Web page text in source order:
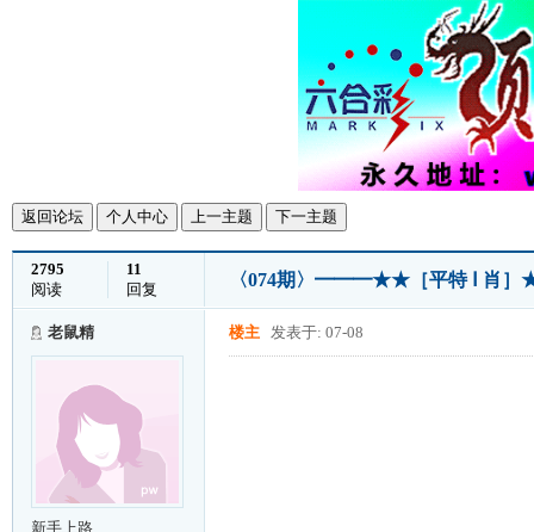
返回论坛 个人中心 上一主题 下一主题
2795
阅读
11
回复
〈074期〉━━━★★［平特 Ⅰ 肖
老鼠精
新手上路
楼主 发表于: 07-08